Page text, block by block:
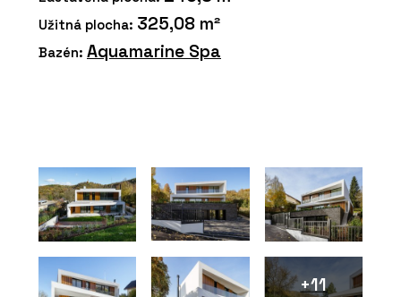
Užitná plocha: 325,08 m²
Bazén: Aquamarine Spa
+11